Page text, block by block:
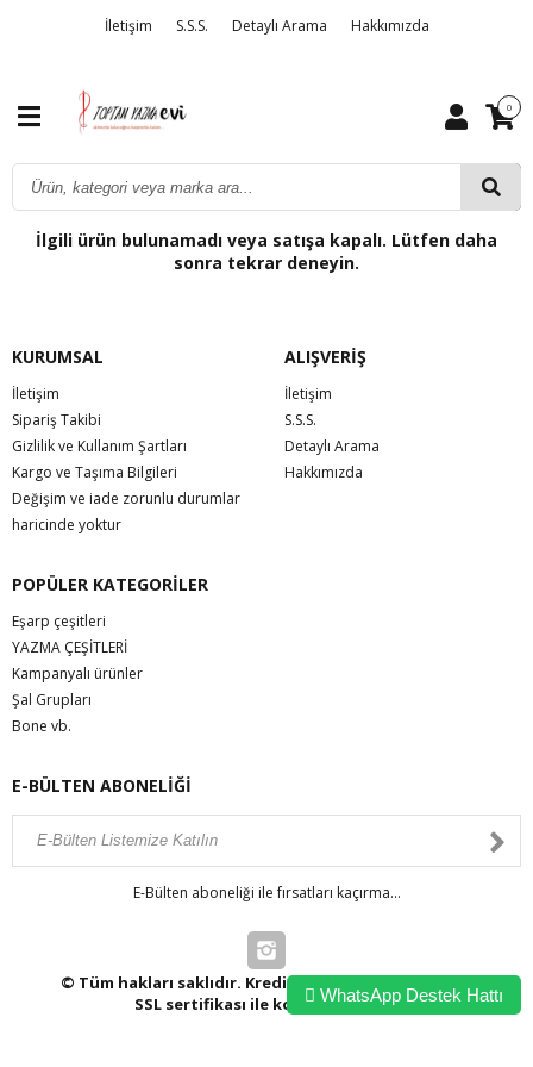
İletişim S.S.S. Detaylı Arama Hakkımızda
0
İlgili ürün bulunamadı veya satışa kapalı. Lütfen daha
sonra tekrar deneyin.
KURUMSAL
İletişim
Sipariş Takibi
Gizlilik ve Kullanım Şartları
Kargo ve Taşıma Bilgileri
Değişim ve iade zorunlu durumlar
haricinde yoktur
ALIŞVERİŞ
İletişim
S.S.S.
Detaylı Arama
Hakkımızda
POPÜLER KATEGORİLER
Eşarp çeşitleri
YAZMA ÇEŞİTLERİ
Kampanyalı ürünler
Şal Grupları
Bone vb.
E-BÜLTEN ABONELİĞİ
E-Bülten aboneliği ile fırsatları kaçırma...
© Tüm hakları saklıdır. Kredi kartı bilgileriniz 256bit
SSL sertifikası ile korunmaktadır.WhatsApp Destek Hattı